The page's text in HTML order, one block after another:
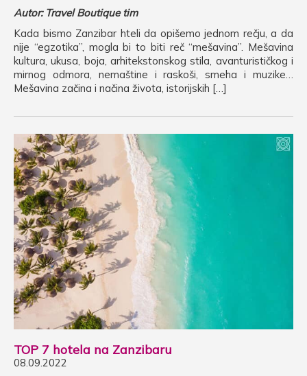
Autor: Travel Boutique tim
Kada bismo Zanzibar hteli da opišemo jednom rečju, a da
nije “egzotika”, mogla bi to biti reč “mešavina”. Mešavina
kultura, ukusa, boja, arhitekstonskog stila, avanturističkog i
mirnog odmora, nemaštine i raskoši, smeha i muzike…
Mešavina začina i načina života, istorijskih […]
TOP 7 hotela na Zanzibaru
08.09.2022